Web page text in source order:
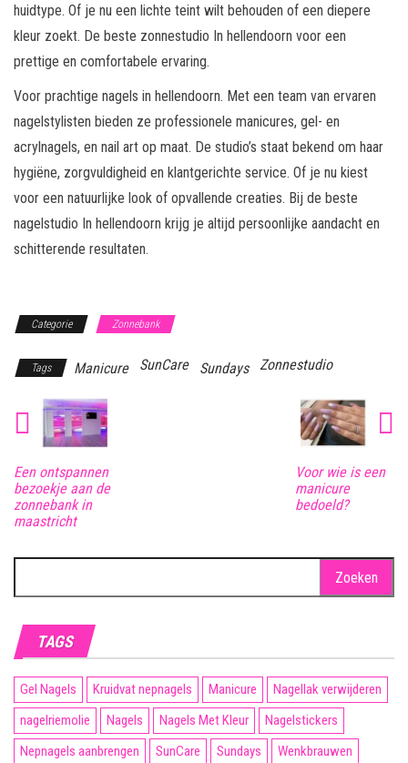
huidtype. Of je nu een lichte teint wilt behouden of een diepere
kleur zoekt. De beste zonnestudio In hellendoorn voor een
prettige en comfortabele ervaring.
Voor prachtige nagels in hellendoorn. Met een team van ervaren
nagelstylisten bieden ze professionele manicures, gel- en
acrylnagels, en nail art op maat. De studio’s staat bekend om haar
hygiëne, zorgvuldigheid en klantgerichte service. Of je nu kiest
voor een natuurlijke look of opvallende creaties. Bij de beste
nagelstudio In hellendoorn krijg je altijd persoonlijke aandacht en
schitterende resultaten.
Categorie Zonnebank
Tags Manicure SunCare Sundays Zonnestudio
Een ontspannen
bezoekje aan de
zonnebank in
maastricht
Voor wie is een
manicure
bedoeld?
naar:
TAGS
Gel Nagels Kruidvat nepnagels Manicure
Nagellak verwijderen
nagelriemolie
Nagels Nagels Met Kleur
Nagelstickers
Nepnagels aanbrengen
SunCare Sundays
Wenkbrauwen